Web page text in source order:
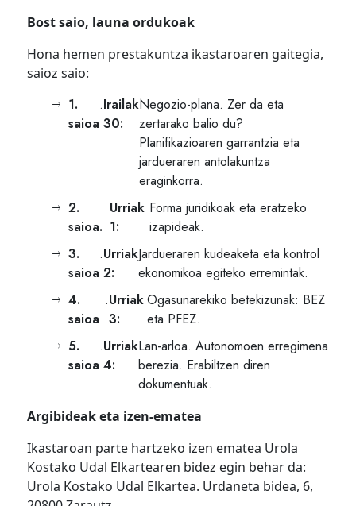
Bost saio, launa ordukoak
Hona hemen prestakuntza ikastaroaren gaitegia,
saioz saio:
1.
saioa
.Irailak
30:
Negozio-plana. Zer da eta
zertarako balio du?
Planifikazioaren garrantzia eta
jardueraren antolakuntza
eraginkorra.
2.
saioa.
Urriak
1:
Forma juridikoak eta eratzeko
izapideak.
3.
saioa
.Urriak
2:
Jardueraren kudeaketa eta kontrol
ekonomikoa egiteko erremintak.
4.
saioa
.Urriak
3:
Ogasunarekiko betekizunak: BEZ
eta PFEZ.
5.
saioa
.Urriak
4:
Lan-arloa. Autonomoen erregimena
berezia. Erabiltzen diren
dokumentuak.
Argibideak eta izen-ematea
Ikastaroan parte hartzeko izen ematea Urola
Kostako Udal Elkartearen bidez egin behar da:
Urola Kostako Udal Elkartea. Urdaneta bidea, 6,